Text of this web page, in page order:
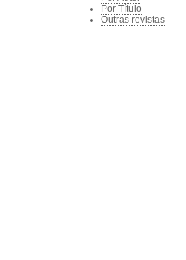
Por Título
Outras revistas